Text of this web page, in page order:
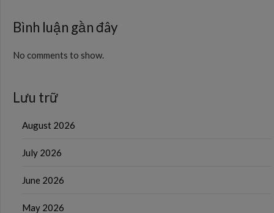
Bình luận gần đây
No comments to show.
Lưu trữ
August 2026
July 2026
June 2026
May 2026